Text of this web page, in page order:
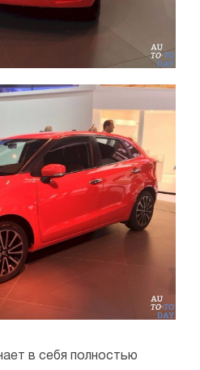
в себя полностью